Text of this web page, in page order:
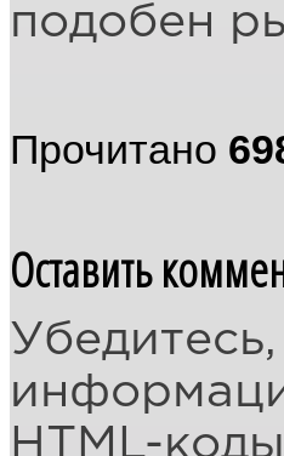
подобен
Прочитано
Оставить
HTML-